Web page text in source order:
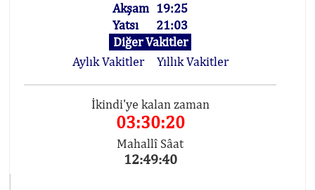
Akşam 19:25
Yatsı
21:03
Diğer Vakitler
Aylık Vakitler
Yıllık Vakitler
İkindi'ye kalan zaman
03:30:19
Mahallî Sâat
12:49:41